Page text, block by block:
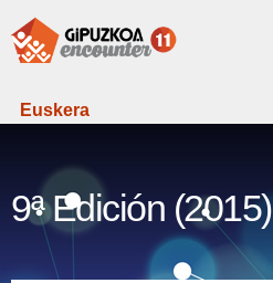
Euskera
9ª Edición (2015)